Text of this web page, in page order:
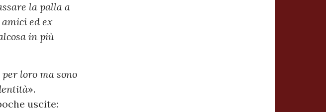
la palla a
ed ex
in più
loro ma sono
».
uscite: